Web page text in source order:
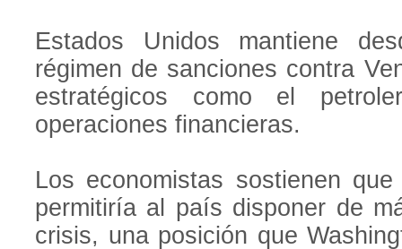
Estados Unidos mantiene
régimen de sanciones contra
estratégicos como el
operaciones financieras.
Los economistas sostienen
permitiría al país disponer de
crisis, una posición que